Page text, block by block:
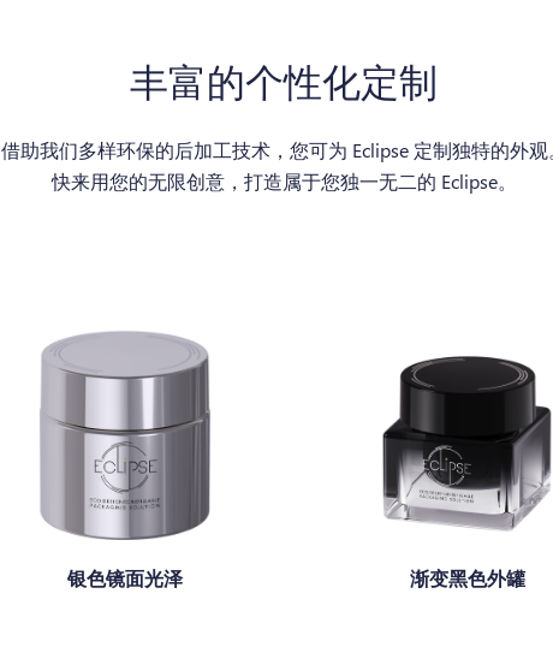
丰富的个性化定制
借助我们多样环保的后加工技术，您可为 Eclipse 定制独特的外观
快来用您的无限创意，打造属于您独一无二的 Eclipse。
银色镜面光泽 渐变黑色外罐